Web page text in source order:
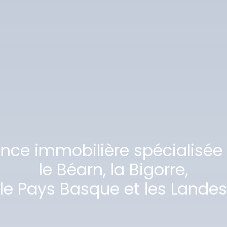
immobilière
le Béarn, la Bigorre,
le Pays Basque et les Landes